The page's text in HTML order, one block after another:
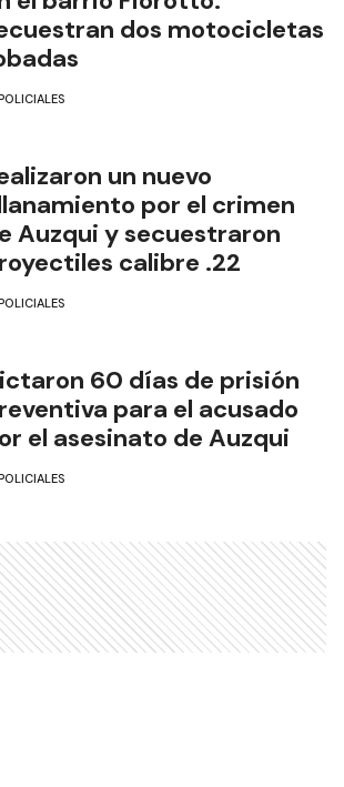
dos motocicletas
un nuevo
por el crimen
Auzqui y secuestraron
calibre .22
60 días de prisión
para el acusado
el asesinato de Auzqui